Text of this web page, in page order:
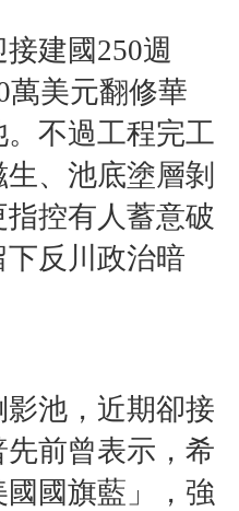
建國250週
萬美元翻修華
不過工程完工
、池底塗層剝
控有人蓄意破
反川政治暗
影池，近期卻接
前曾表示，希
國旗藍」，強